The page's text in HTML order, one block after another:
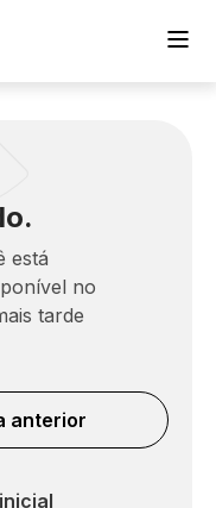
está
no
tarde
anterior